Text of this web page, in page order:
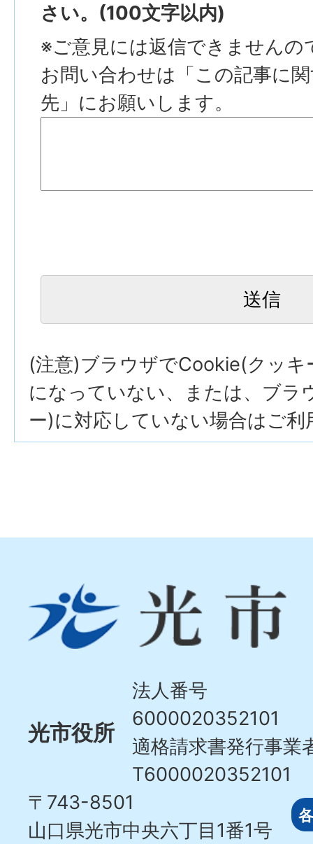
さい。(100文字以内)
※ご意見には返信できませんの
お問い合わせは「この記事に
先」にお願いします。
(注意)ブラウザでCookie(クッキ
になっていない、または、ブラ
ー)に対応していない場合はご利
市
Hikari
光市役所
法人番号
6000020352101
適格請求書発行事業
T6000020352101
〒743-8501
山口県光市中央六丁目1番1号